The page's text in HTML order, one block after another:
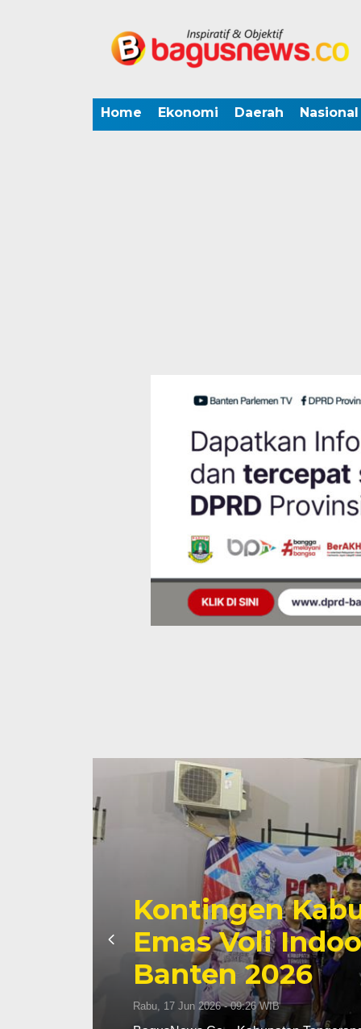
Home Ekonomi Daerah Nasional
Kontingen
Emas Voli
Banten 2026
Rabu, 17 Jun 2026 - 09:26 WIB